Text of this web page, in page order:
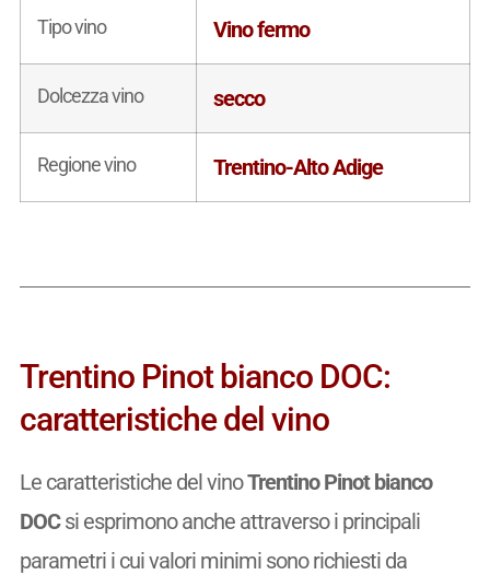
Tipo vino Vino fermo
Dolcezza vino secco
Regione vino Trentino-Alto Adige
Trentino Pinot bianco DOC:
caratteristiche del vino
Le caratteristiche del vinoTrentino Pinot bianco
DOCsi esprimono anche attraverso i principali
parametri i cui valori minimi sono richiesti da